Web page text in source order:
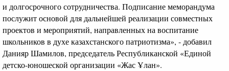
и долгосрочного сотрудничества. Подписание меморандума
послужит основой для дальнейшей реализации совместных
проектов и мероприятий, направленных на воспитание
школьников в духе казахстанского патриотизма», - добавил
Данияр Шамилов, председатель Республиканской «Единой
детско-юношеской организации «Жас Ұлан».